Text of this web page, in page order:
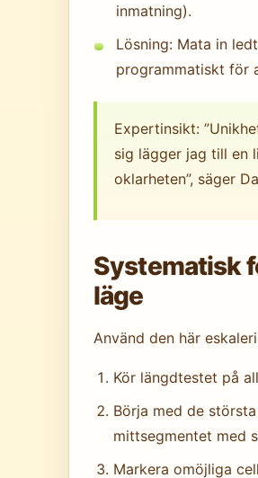
inmatning).
Lösning: Mata in
programmatiskt för
Expertinsikt:
sig lägger jag till en
oklarheten”, säger
Systematisk
läge
Använd den här
Kör längdtestet på
Börja med de
mittsegmentet med
Markera omöjliga